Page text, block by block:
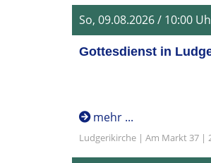
So, 09.08.2026 / 10:00
Gottesdienst in
mehr ...
Ludgerikirche | Am Markt 37 |